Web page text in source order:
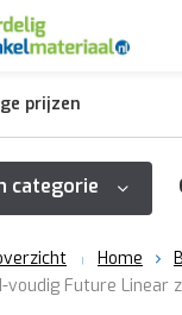
prijzen
categorie
Home
voudig Future Linear